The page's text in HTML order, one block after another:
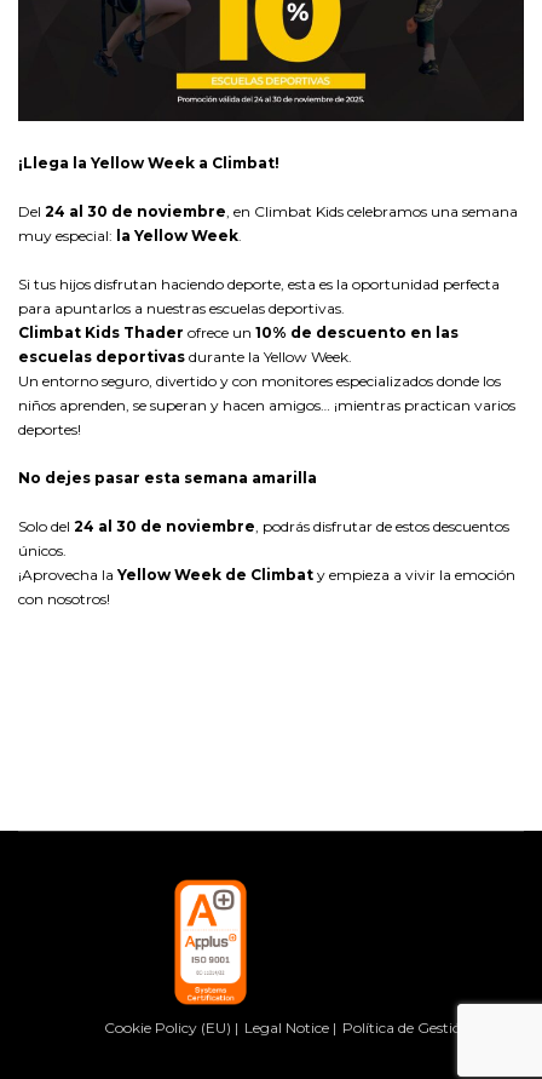
¡Llega la Yellow Week a Climbat!
Del 24 al 30 de noviembre, en Climbat Kids celebramos una semana
muy especial: la Yellow Week.
Si tus hijos disfrutan haciendo deporte, esta es la oportunidad perfecta
para apuntarlos a nuestras escuelas deportivas.
Climbat Kids Thader ofrece un 10% de descuento en las
escuelas deportivas durante la Yellow Week.
Un entorno seguro, divertido y con monitores especializados donde los
niños aprenden, se superan y hacen amigos… ¡mientras practican varios
deportes!
No dejes pasar esta semana amarilla
Solo del 24 al 30 de noviembre, podrás disfrutar de estos descuentos
únicos.
¡Aprovecha la Yellow Week de Climbat y empieza a vivir la emoción
con nosotros!
Cookie Policy (EU) Legal Notice Política de Gestión